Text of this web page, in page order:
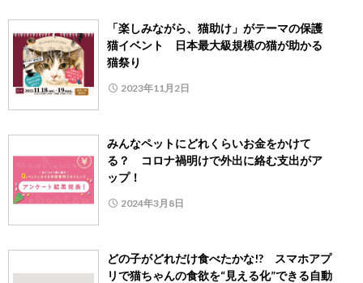
「楽しみながら、猫助け」がテーマの保護
猫イベント 日本最大級規模の猫が助かる
猫祭り
2023年11月2日
みんなペットにどれくらいお金をかけて
る？ コロナ禍明けで外出に絡む支出がア
ップ！
2024年3月8日
どの子がどれだけ食べたかな!? スマホアプ
リで猫ちゃんの食欲を“見える化”できる自動